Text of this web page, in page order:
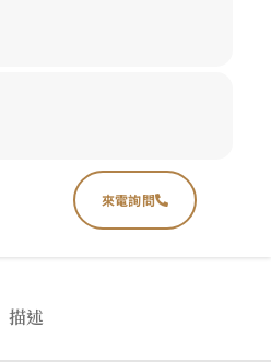
來電詢問
描述